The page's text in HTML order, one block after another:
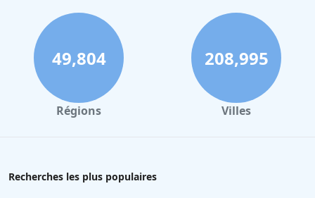
49,804
Régions
208,995
Villes
Recherches les plus populaires